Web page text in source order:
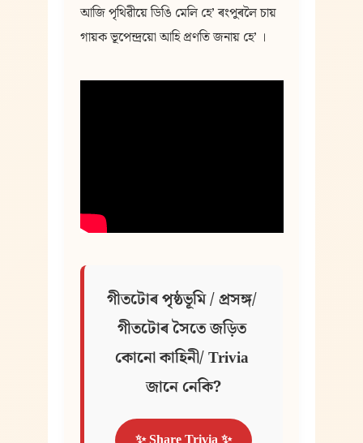
আজি পৃথিৱীয়ে ডিঙি মেলি হে’ ৰংপুৰলৈ চায়
গায়ক ভূপেন্দ্রয়ো আহি প্রণতি জনায় হে’ ।
গীতটোৰ পৃষ্ঠভূমি / প্ৰসঙ্গ/
গীতটোৰ সৈতে জড়িত
কোনো কাহিনী/ Trivia
জানে নেকি?